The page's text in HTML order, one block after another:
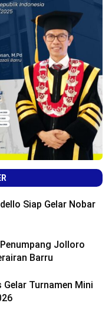
Siap Gelar Nobar
Jolloro
Barru
Turnamen Mini